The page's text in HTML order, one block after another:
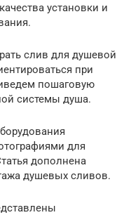
установки и
слив для душевой
при
пошаговую
системы душа.
для
дополнена
душевых сливов.